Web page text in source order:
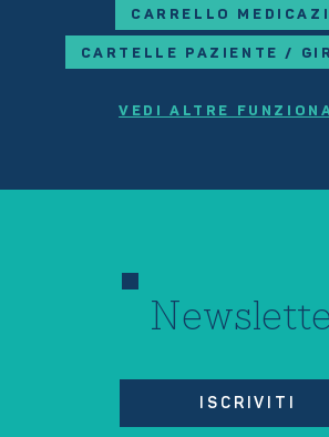
CARRELLO
CARTELLE PAZIENTE /
VEDI ALTRE
ISCRIVITI